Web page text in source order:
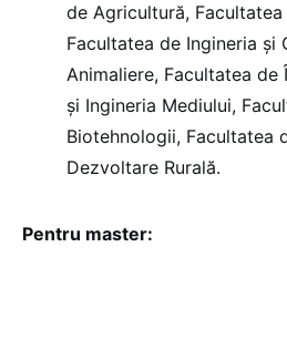
de Agricultură,
Facultatea de Ingineria și
Animaliere, Facultatea de
și Ingineria Mediului,
Biotehnologii, Facultatea
Dezvoltare Rurală.
Pentru master: